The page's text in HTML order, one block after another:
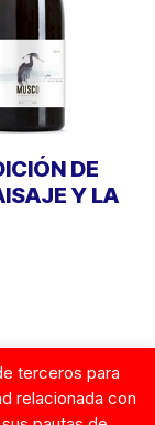
DE
Y LA
terceros para
relacionada con